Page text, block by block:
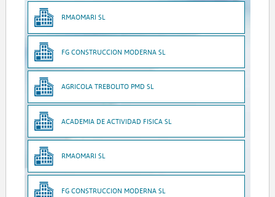
RMAOMARI SL
FG CONSTRUCCION MODERNA SL
AGRICOLA TREBOLITO PMD SL
ACADEMIA DE ACTIVIDAD FISICA SL
RMAOMARI SL
FG CONSTRUCCION MODERNA SL